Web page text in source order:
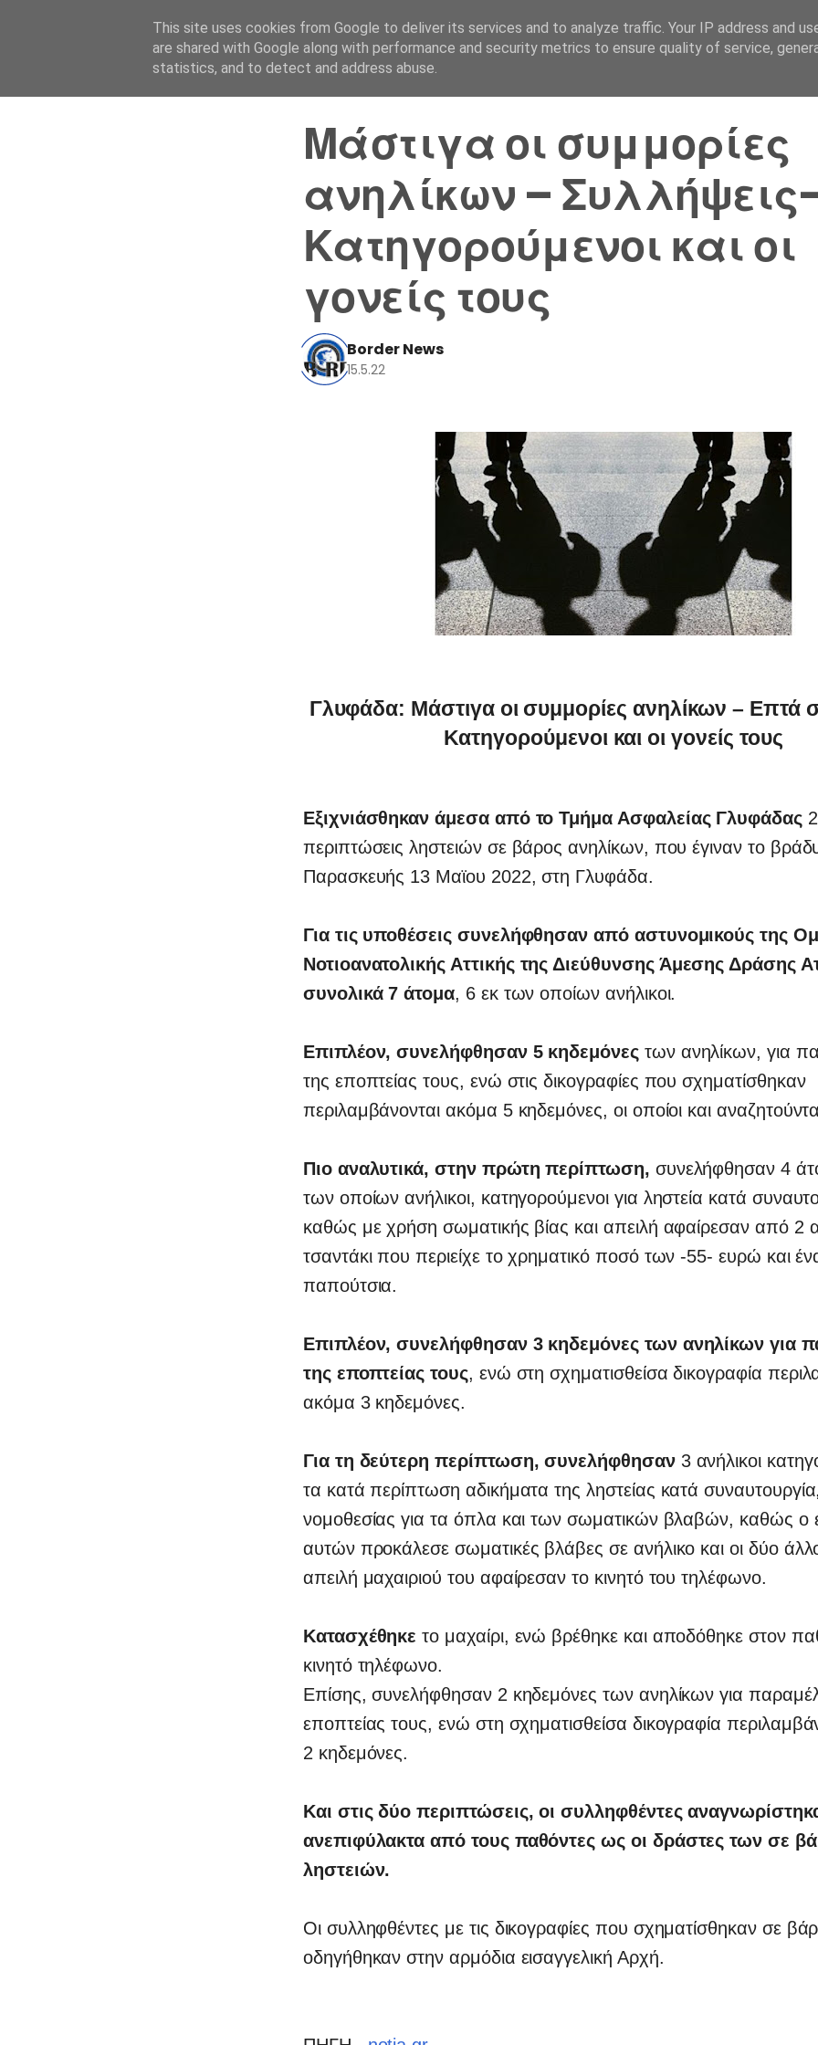
Αρχική Σελίδα Ελλάδα
Μάστιγα οι συμμορίες
ανηλίκων – Συλλήψεις-
Κατηγορούμενοι και οι
γονείς τους
Border News
15.5.22
Γλυφάδα: Μάστιγα οι συμμορίες ανηλίκων – Επτά
Κατηγορούμενοι και οι γονείς τους
Εξιχνιάσθηκαν άμεσα από το Τμήμα Ασφαλείας Γλυφάδας2
περιπτώσεις ληστειών σε βάρος ανηλίκων, που έγιναν το
Παρασκευής 13 Μαϊου 2022, στη Γλυφάδα.
Για τις υποθέσεις συνελήφθησαν από αστυνομικούς της
Νοτιοανατολικής Αττικής της Διεύθυνσης Άμεσης Δράσης
συνολικά 7 άτομα, 6 εκ των οποίων ανήλικοι.
Επιπλέον, συνελήφθησαν 5 κηδεμόνεςτων ανηλίκων, για
της εποπτείας τους, ενώ στις δικογραφίες που σχηματίσθηκαν
περιλαμβάνονται ακόμα 5 κηδεμόνες, οι οποίοι και
Πιο αναλυτικά, στην πρώτη περίπτωση, συνελήφθησαν 4
των οποίων ανήλικοι, κατηγορούμενοι για ληστεία κατά
καθώς με χρήση σωματικής βίας και απειλή αφαίρεσαν από 2
τσαντάκι που περιείχε το χρηματικό ποσό των -55- ευρώ και
παπούτσια.
Επιπλέον, συνελήφθησαν 3 κηδεμόνες των ανηλίκων για
της εποπτείας τους, ενώ στη σχηματισθείσα δικογραφία
ακόμα 3 κηδεμόνες.
Για τη δεύτερη περίπτωση, συνελήφθησαν3 ανήλικοι
τα κατά περίπτωση αδικήματα της ληστείας κατά
νομοθεσίας για τα όπλα και των σωματικών βλαβών, καθώς ο
αυτών προκάλεσε σωματικές βλάβες σε ανήλικο και οι δύο
απειλή μαχαιριού του αφαίρεσαν το κινητό του τηλέφωνο.
Κατασχέθηκε το μαχαίρι, ενώ βρέθηκε και αποδόθηκε στον
κινητό τηλέφωνο.
Επίσης, συνελήφθησαν 2 κηδεμόνες των ανηλίκων για
εποπτείας τους, ενώ στη σχηματισθείσα δικογραφία
2 κηδεμόνες.
Και στις δύο περιπτώσεις, οι συλληφθέντες
ανεπιφύλακτα από τους παθόντες ως οι δράστες των σε
ληστειών.
Οι συλληφθέντες με τις δικογραφίες που σχηματίσθηκαν σε
οδηγήθηκαν στην αρμόδια εισαγγελική Αρχή.
This site uses cookies from Google to deliver its services and to analyze traffic. Your IP address and
are shared with Google along with performance and security metrics to ensure quality of service,
statistics, and to detect and address abuse.